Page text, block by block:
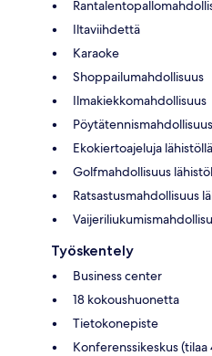
Iltaviihdettä
Karaoke
Shoppailumahdollisuus
Ilmakiekkomahdollisuus
Pöytätennismahdollisuus
Ekokiertoajeluja lähistöllä
Golfmahdollisuus
Ratsastusmahdollisuus
Työskentely
Business center
18 kokoushuonetta
Tietokonepiste
Konferenssikeskus